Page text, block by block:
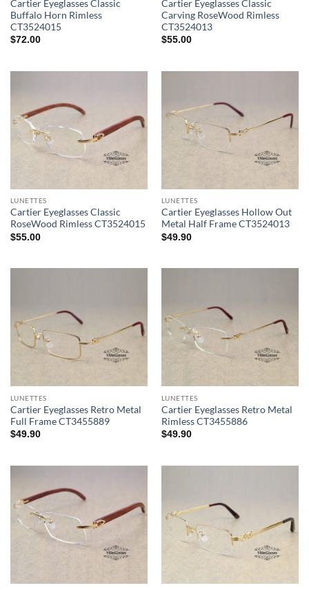
Cartier Eyeglasses Classic
Buffalo Horn Rimless
CT3524015
$72.00
Cartier Eyeglasses Classic
Carving RoseWood Rimless
CT3524013
$55.00
LUNETTES
Cartier Eyeglasses Classic
RoseWood Rimless CT3524015
$55.00
LUNETTES
Cartier Eyeglasses Hollow Out
Metal Half Frame CT3524013
$49.90
LUNETTES
Cartier Eyeglasses Retro Metal
Full Frame CT3455889
$49.90
LUNETTES
Cartier Eyeglasses Retro Metal
Rimless CT3455886
$49.90